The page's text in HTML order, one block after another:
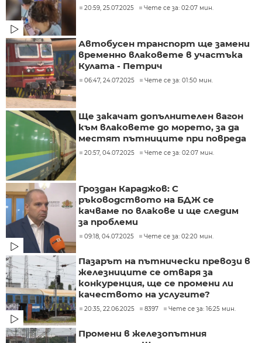
20:59, 25.07.2025 Чете се за: 02:07 мин.
Автобусен транспорт ще замени
временно влаковете в участъка
Кулата - Петрич
06:47, 24.07.2025 Чете се за: 01:50 мин.
Ще закачат допълнителен вагон
към влаковете до морето, за да
местят пътниците при повреда
20:57, 04.07.2025 Чете се за: 02:07 мин.
Гроздан Караджов: С
ръководството на БДЖ се
качваме по влакове и ще следим
за проблеми
09:18, 04.07.2025 Чете се за: 02:20 мин.
Пазарът на пътнически превози в
железниците се отваря за
конкуренция, ще се промени ли
качеството на услугите?
20:35, 22.06.2025 8397 Чете се за: 16:25 мин.
Промени в железопътния